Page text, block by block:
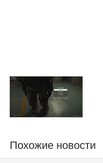
Похожие новости